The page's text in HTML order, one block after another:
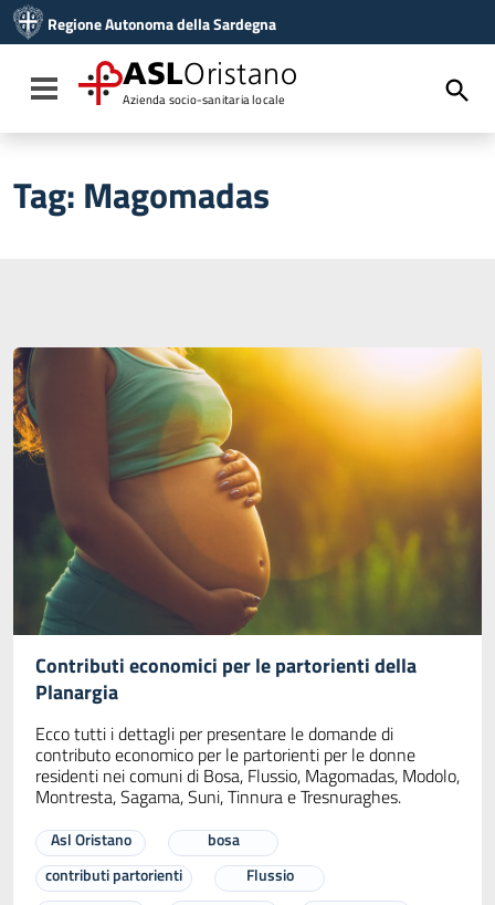
Vai al menu di navigazione
Vai al footer
Regione Autonoma della Sardegna
Toggle navigation
ASLOristano
Azienda socio-sanitaria locale
Tag: Magomadas
Contributi economici per le partorienti della
Planargia
Ecco tutti i dettagli per presentare le domande di
contributo economico per le partorienti per le donne
residenti nei comuni di Bosa, Flussio, Magomadas, Modolo,
Montresta, Sagama, Suni, Tinnura e Tresnuraghes.
Asl Oristano
bosa
contributi partorienti
Flussio